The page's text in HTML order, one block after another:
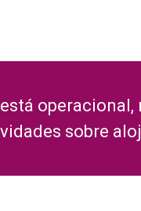
operacional,
sobre